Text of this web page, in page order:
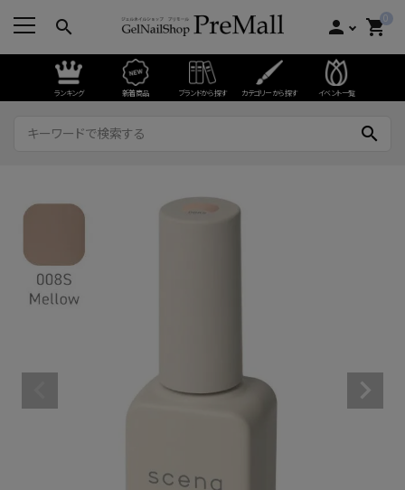
search person 0
shopping_cart
ランキング 新着商品 ブランドから探す カテゴリーから探す イベント一覧
search